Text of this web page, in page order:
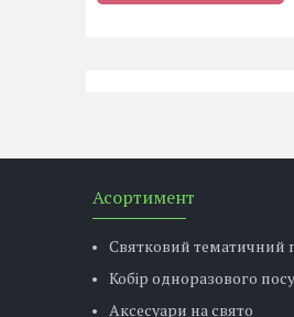
Асортимент
Святковий тематичний
Кобір одноразового
Аксесуари на свято